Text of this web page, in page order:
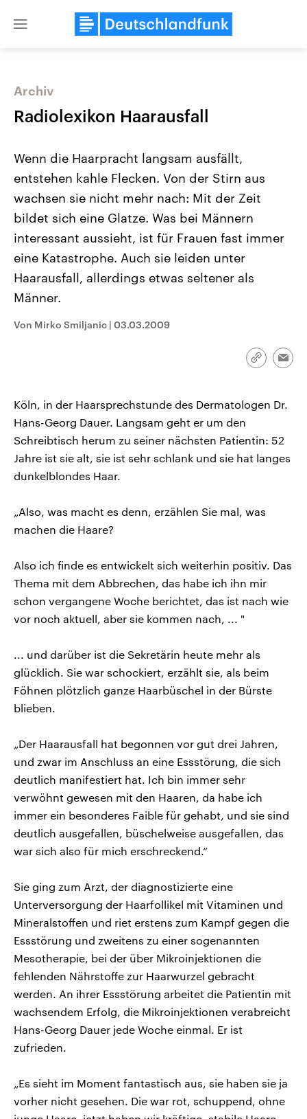
Close
USA
Aktuelle Beiträge, Analysen und
Hintergründe
Wirtschaftlich und militärisch
gehören die Vereinigten Staaten zu
den mächtigsten Ländern der Erde,
mit großem Einfluss auf das
Nahostkonflikt
Aktuelle Lage und
Der Überfall der
Terrororganisation Hamas
Oktober 2023 auf Israel
Archiv
Radiolexikon Haarausfall
Wenn die Haarpracht langsam ausfällt,
entstehen kahle Flecken. Von der Stirn aus
wachsen sie nicht mehr nach: Mit der Zeit
bildet sich eine Glatze. Was bei Männern
interessant aussieht, ist für Frauen fast immer
eine Katastrophe. Auch sie leiden unter
Haarausfall, allerdings etwas seltener als
Männer.
Von Mirko Smiljanic | 03.03.2009
Link
Köln, in der Haarsprechstunde des Dermatologen Dr.
Hans-Georg Dauer. Langsam geht er um den
Schreibtisch herum zu seiner nächsten Patientin: 52
Jahre ist sie alt, sie ist sehr schlank und sie hat langes
dunkelblondes Haar.
„Also, was macht es denn, erzählen Sie mal, was
machen die Haare?
Also ich finde es entwickelt sich weiterhin positiv. Das
Thema mit dem Abbrechen, das habe ich ihn mir
schon vergangene Woche berichtet, das ist nach wie
vor noch aktuell, aber sie kommen nach, ... "
... und darüber ist die Sekretärin heute mehr als
glücklich. Sie war schockiert, erzählt sie, als beim
Föhnen plötzlich ganze Haarbüschel in der Bürste
blieben.
„Der Haarausfall hat begonnen vor gut drei Jahren,
und zwar im Anschluss an eine Essstörung, die sich
deutlich manifestiert hat. Ich bin immer sehr
verwöhnt gewesen mit den Haaren, da habe ich
immer ein besonderes Faible für gehabt, und sie sind
deutlich ausgefallen, büschelweise ausgefallen, das
war sich also für mich erschreckend.“
Sie ging zum Arzt, der diagnostizierte eine
Unterversorgung der Haarfollikel mit Vitaminen und
Mineralstoffen und riet erstens zum Kampf gegen die
Essstörung und zweitens zu einer sogenannten
Mesotherapie, bei der über Mikroinjektionen die
fehlenden Nährstoffe zur Haarwurzel gebracht
werden. An ihrer Essstörung arbeitet die Patientin mit
wachsendem Erfolg, die Mikroinjektionen verabreicht
Hans-Georg Dauer jede Woche einmal. Er ist
zufrieden.
„Es sieht im Moment fantastisch aus, sie haben sie ja
vorher nicht gesehen. Die war rot, schuppend, ohne